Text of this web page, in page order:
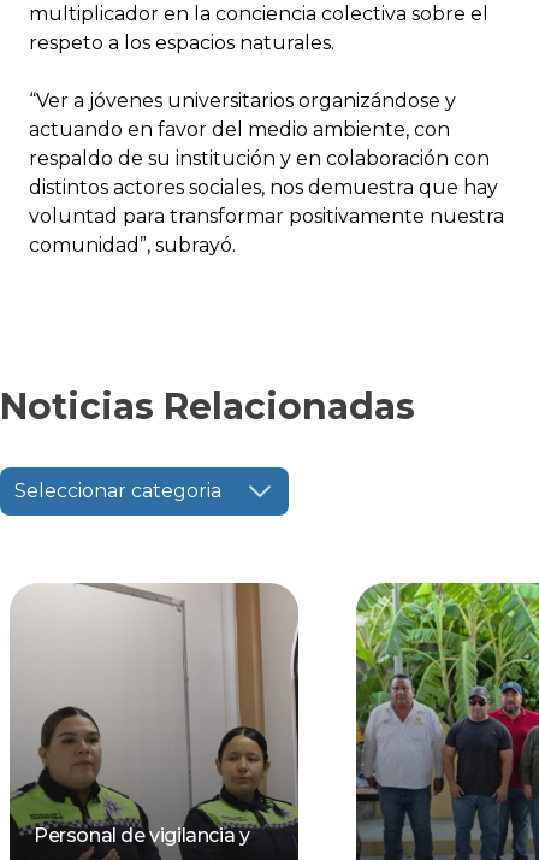
multiplicador en la conciencia colectiva sobre el
respeto a los espacios naturales.
“Ver a jóvenes universitarios organizándose y
actuando en favor del medio ambiente, con
respaldo de su institución y en colaboración con
distintos actores sociales, nos demuestra que hay
voluntad para transformar positivamente nuestra
comunidad”, subrayó.
Noticias Relacionadas
Seleccionar categoria
Personal de vigilancia y